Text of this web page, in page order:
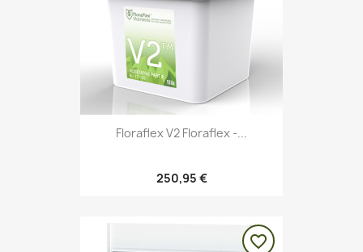
Floraflex V2 Floraflex -...
250,95 €
favorite_border